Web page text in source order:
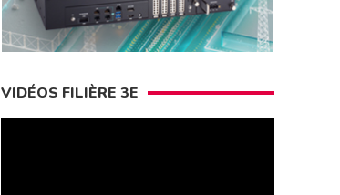
VIDÉOS FILIÈRE 3E